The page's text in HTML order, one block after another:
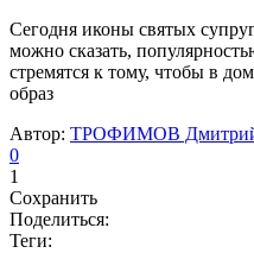
Сегодня иконы святых
можно сказать,
стремятся к тому, чтобы в
образ
Автор: ТРОФИМОВ
0
1
Сохранить
Поделиться:
Теги: